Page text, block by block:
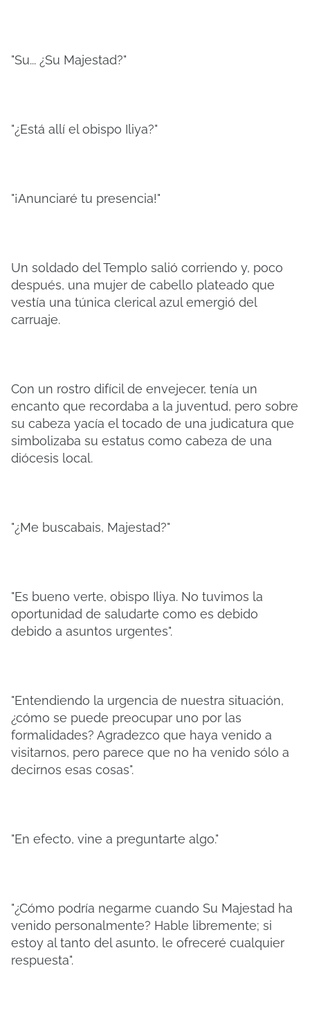
"Su... ¿Su Majestad?"
"¿Está allí el obispo Iliya?"
"¡Anunciaré tu presencia!"
Un soldado del Templo salió corriendo y, poco
después, una mujer de cabello plateado que
vestía una túnica clerical azul emergió del
carruaje.
Con un rostro difícil de envejecer, tenía un
encanto que recordaba a la juventud, pero sobre
su cabeza yacía el tocado de una judicatura que
simbolizaba su estatus como cabeza de una
diócesis local.
"¿Me buscabais, Majestad?"
"Es bueno verte, obispo Iliya. No tuvimos la
oportunidad de saludarte como es debido
debido a asuntos urgentes".
"Entendiendo la urgencia de nuestra situación,
¿cómo se puede preocupar uno por las
formalidades? Agradezco que haya venido a
visitarnos, pero parece que no ha venido sólo a
decirnos esas cosas".
"En efecto, vine a preguntarte algo."
"¿Cómo podría negarme cuando Su Majestad ha
venido personalmente? Hable libremente; si
estoy al tanto del asunto, le ofreceré cualquier
respuesta".